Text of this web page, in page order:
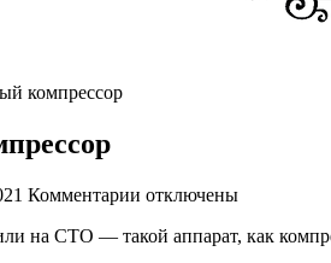
компрессор
Комментарии к
Как
отключены
на СТО — такой аппарат, как